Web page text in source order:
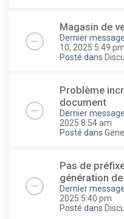
Magasin de
Dernier
10, 2025 5:49 pm
Posté dans
Problème
document
Dernier
2025 8:54 am
Posté dans
Pas de
génération
Dernier
2025 5:40 pm
Posté dans